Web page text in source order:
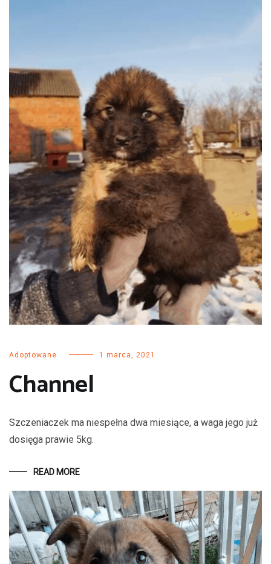
Adoptowane 1 marca, 2021
Channel
Szczeniaczek ma niespełna dwa miesiące, a waga jego już
dosięga prawie 5kg.
READ MORE